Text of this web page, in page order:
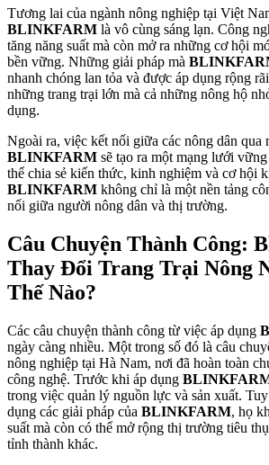
Tương lai của ngành nông nghiệp tại Việt
BLINKFARM là vô cùng sáng lạn. Công
tăng năng suất mà còn mở ra những cơ hội
bền vững. Những giải pháp mà
nhanh chóng lan tỏa và được áp dụng rộng
những trang trại lớn mà cả những nông hộ
dụng.
Ngoài ra, việc kết nối giữa các nông dân qua
BLINKFARM sẽ tạo ra một mạng lưới
thể chia sẻ kiến thức, kinh nghiệm và cơ hội
BLINKFARM không chỉ là một nền tảng
nối giữa người nông dân và thị trường.
Câu Chuyện Thành Công:
Thay Đổi Trang Trại Nông
Thế Nào?
Các câu chuyện thành công từ việc áp dụng
ngày càng nhiều. Một trong số đó là câu
nông nghiệp tại Hà Nam, nơi đã hoàn toàn
công nghệ. Trước khi áp dụng
trong việc quản lý nguồn lực và sản xuất.
dụng các giải pháp của BLINKFARM, họ
suất mà còn có thể mở rộng thị trường tiêu
tỉnh thành khác.